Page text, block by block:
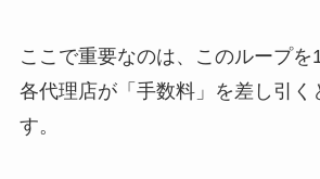
ここで重要なのは、このループを
各代理店が「手数料」を差し引く
す。